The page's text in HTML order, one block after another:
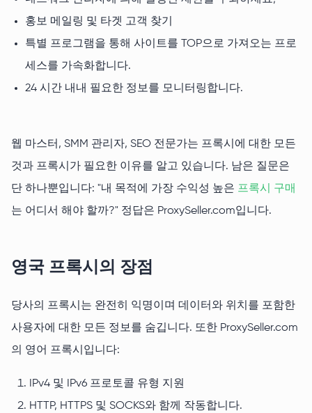
홍보 메일링 및 타겟 고객 찾기
특별 프로그램을 통해 사이트를 TOP으로 가져오는 프로
세스를 가속화합니다.
24 시간 내내 필요한 정보를 모니터링합니다.
웹 마스터, SMM 관리자, SEO 전문가는 프록시에 대한 모든
것과 프록시가 필요한 이유를 알고 있습니다. 남은 질문은
단 하나뿐입니다: "내 목적에 가장 수익성 높은 프록시 구매
는 어디서 해야 할까?" 정답은 ProxySeller.com입니다.
영국 프록시의 장점
당사의 프록시는 완전히 익명이며 데이터와 위치를 포함한
사용자에 대한 모든 정보를 숨깁니다. 또한 ProxySeller.com
의 영어 프록시입니다:
IPv4 및 IPv6 프로토콜 유형 지원
HTTP, HTTPS 및 SOCKS와 함께 작동합니다.